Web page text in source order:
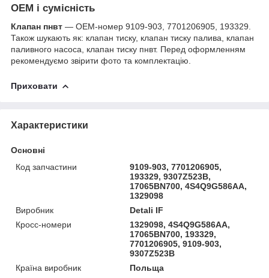
OEM і сумісність
Клапан пнвт — OEM-номер 9109-903, 7701206905, 193329.
Також шукають як: клапан тиску, клапан тиску палива, клапан
паливного насоса, клапан тиску пнвт. Перед оформленням
рекомендуємо звірити фото та комплектацію.
Приховати
Характеристики
Основні
Код запчастини
9109-903, 7701206905,
193329, 9307Z523B,
17065BN700, 4S4Q9G586AA,
1329098
Виробник
Detali IF
Кросс-номери
1329098, 4S4Q9G586AA,
17065BN700, 193329,
7701206905, 9109-903,
9307Z523B
Країна виробник
Польща